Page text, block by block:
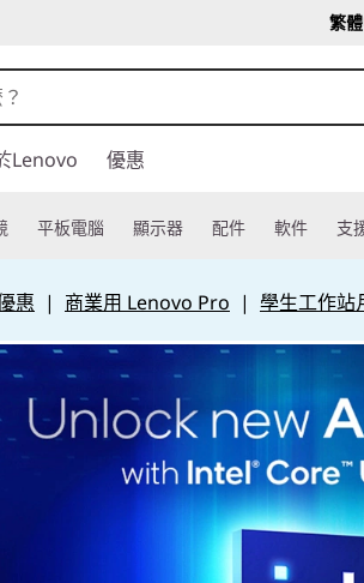
繁
Lenovo 優惠
平板電腦 顯示器 配件 軟件 支
惠 | 商業用 Lenovo Pro | 學生工作站